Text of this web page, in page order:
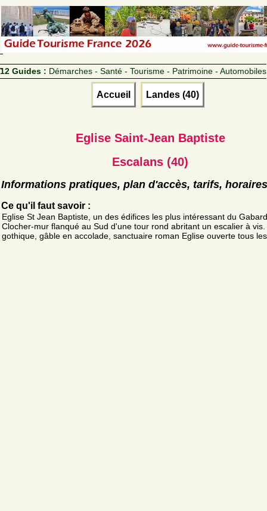
12 Guides : Démarches - Santé - Tourisme - Patrimoine - Automobiles
Accueil Landes (40)
Eglise Saint-Jean Baptiste
Escalans (40)
Informations pratiques, plan d'accès, tarifs, horaires
Ce qu'il faut savoir :
Eglise St Jean Baptiste, un des édifices les plus intéressant du
Clocher-mur flanqué au Sud d'une tour rond abritant un escalier à vis.
gothique, gâble en accolade, sanctuaire roman Eglise ouverte tous